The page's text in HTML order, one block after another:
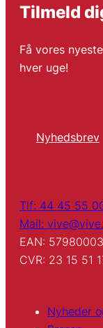
Tilmeld
Få vores
hver uge!
Nyhedsbrev
Tlf: 44 45 55
Mail:
EAN:
CVR: 23 15 51
Nyheder